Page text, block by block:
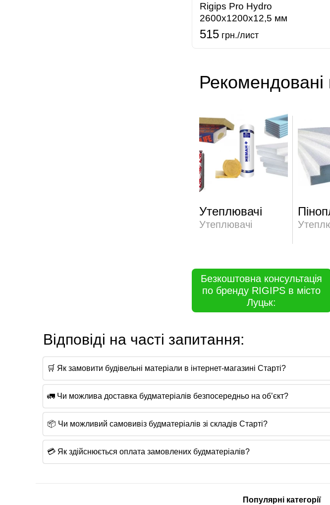
Rigips Pro Hydro
2600x1200x12,5 мм
515 грн./лист
Рекомендовані
Утеплювачі
Утеплювачі
Безкоштовна консультація
по бренду RIGIPS в місто
Луцьк:
Відповіді на часті запитання:
🛒 Як замовити будівельні матеріали в інтернет-магазині Старті?
🚛 Чи можлива доставка будматеріалів безпосередньо на об’єкт?
📦 Чи можливий самовивіз будматеріалів зі складів Старті?
💳 Як здійснюється оплата замовлених будматеріалів?
Популярні категорії